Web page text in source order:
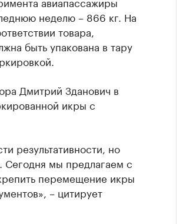
неделю – 866 кг. На
товара,
быть упакована в тару
Дмитрий Зданович в
икры с
результативности, но
Сегодня мы предлагаем с
перемещение икры
– цитирует